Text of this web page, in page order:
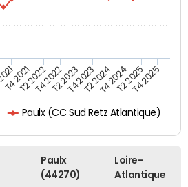
Paulx (CC Sud Retz Atlantique)
T4 2021T2 2022T4 2022T2 2023T4 2023T2 2024T4 2024T2 2025T4 2025
Paulx
(44270)
Loire-
Atlantique